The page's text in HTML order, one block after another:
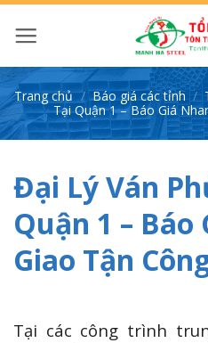
qua
nội
dung
Trang chủ / Báo giá các tỉnh /
Tại Quận 1 – Báo Giá
Đại Lý Ván
Quận 1 – Báo
Giao Tận
Tại các công trình